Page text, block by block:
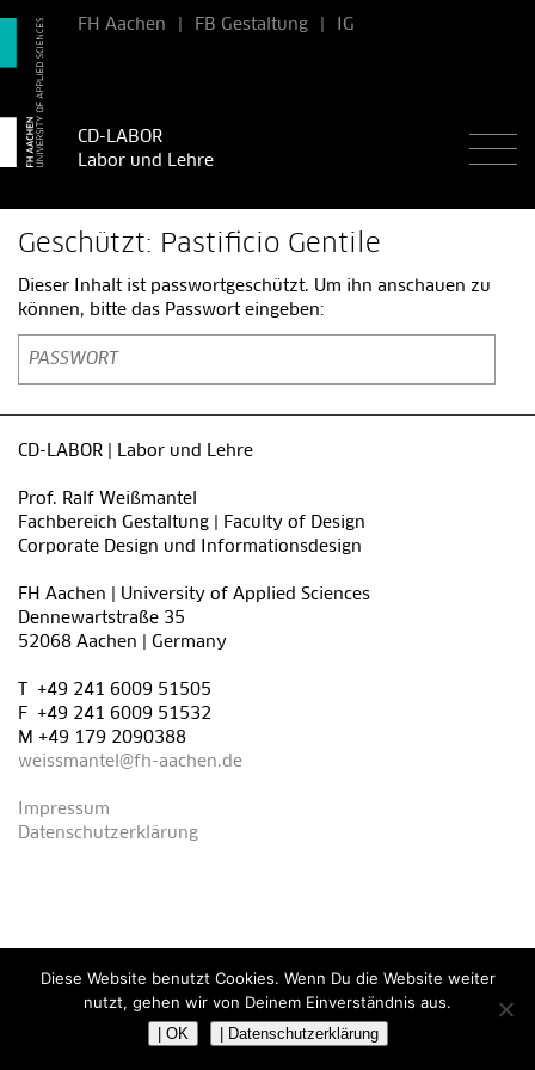
FH Aachen FB Gestaltung IG
CD-LABOR
Labor und Lehre
Geschützt: Pastificio Gentile
Dieser Inhalt ist passwortgeschützt. Um ihn anschauen zu
können, bitte das Passwort eingeben:
Diese Website benutzt Cookies. Wenn Du die Website weiter
nutzt, gehen wir von Deinem Einverständnis aus.
| OK | Datenschutzerklärung
CD-LABOR | Labor und Lehre
Prof. Ralf Weißmantel
Fachbereich Gestaltung | Faculty of Design
Corporate Design und Informationsdesign
FH Aachen | University of Applied Sciences
Dennewartstraße 35
52068 Aachen | Germany
T +49 241 6009 51505
F +49 241 6009 51532
M +49 179 2090388
weissmantel@fh-aachen.de
Impressum
Datenschutzerklärung